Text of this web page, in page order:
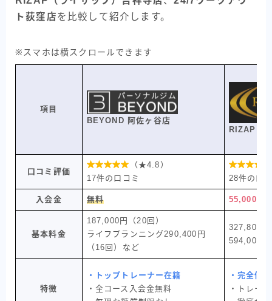
ト荻窪店を比較して紹介します。
※スマホは横スクロールできます
項目
BEYOND 阿佐ヶ谷店
RIZAP 吉
口コミ評価

（★4.8）
17件の口コミ

28件の口
入会金 無料 55,000円
基本料金
187,000円（20回）
ライフプランニング290,400円
（16回）など
327,800円
594,000円
特徴
・トップトレーナー在籍
・全コース入会金無料
・完全個室
・トレー
無料カウンセリングを申し込む